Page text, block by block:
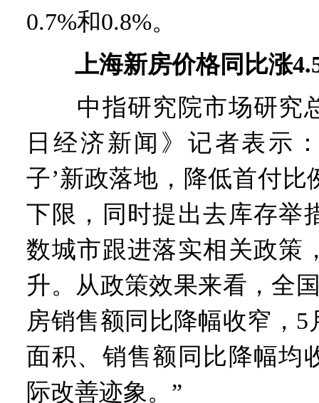
0.7%和0.8%。
上海新房价格同比涨
中指研究院市场研究
日经济新闻》记者表示
子’新政落地，降低首付比
下限，同时提出去库存举
数城市跟进落实相关政策
升。从政策效果来看，全
房销售额同比降幅收窄，
面积、销售额同比降幅均
际改善迹象。”